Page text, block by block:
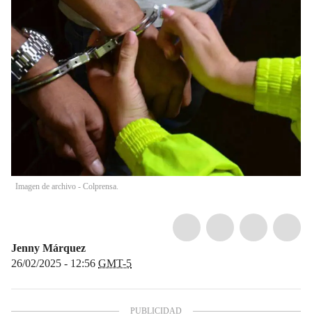
Imagen de archivo - Colprensa.
Jenny Márquez
26/02/2025 - 12:56 GMT-5